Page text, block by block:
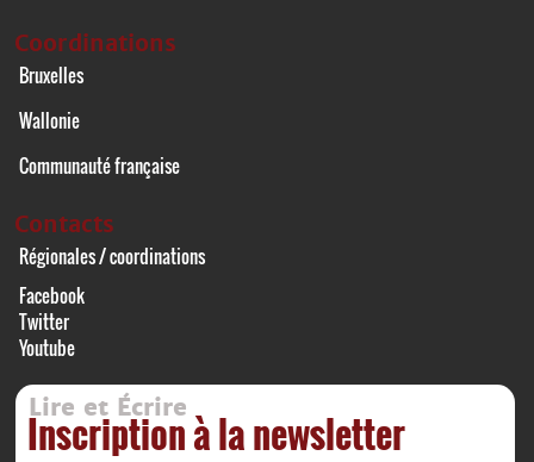
Coordinations
Bruxelles
Wallonie
Communauté française
Contacts
Régionales / coordinations
Facebook
Twitter
Youtube
Lire et Écrire
Inscription à la newsletter